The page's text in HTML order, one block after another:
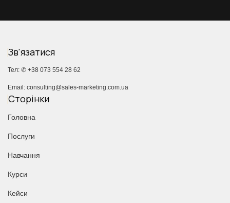
Зв'язатися
Тел: ✆ +38 073 554 28 62
Email: consulting@sales-marketing.com.ua
Сторінки
Головна
Послуги
Навчання
Курси
Кейси